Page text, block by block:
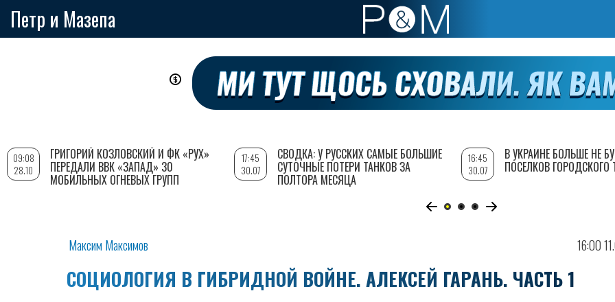
Петр и Мазепа
Максим Максимов 16:00
СОЦИОЛОГИЯ В ГИБРИДНОЙ ВОЙНЕ. АЛЕКСЕЙ ГАРАНЬ. ЧАСТЬ 1
09:08
28.10
ГРИГОРИЙ КОЗЛОВСКИЙ И ФК «РУХ»
ПЕРЕДАЛИ ВВК «ЗАПАД» 30
МОБИЛЬНЫХ ОГНЕВЫХ ГРУПП
17:45
30.07
СВОДКА: У РУССКИХ САМЫЕ БОЛЬШИЕ
СУТОЧНЫЕ ПОТЕРИ ТАНКОВ ЗА
ПОЛТОРА МЕСЯЦА
16:45
30.07
В УКРАИНЕ БОЛЬШЕ НЕ
ПОСЕЛКОВ ГОРОДСКОГО